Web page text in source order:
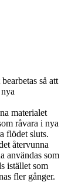
så att
materialet
råvara i nya
flödet sluts.
återvunna
användas som
istället som
fler gånger.